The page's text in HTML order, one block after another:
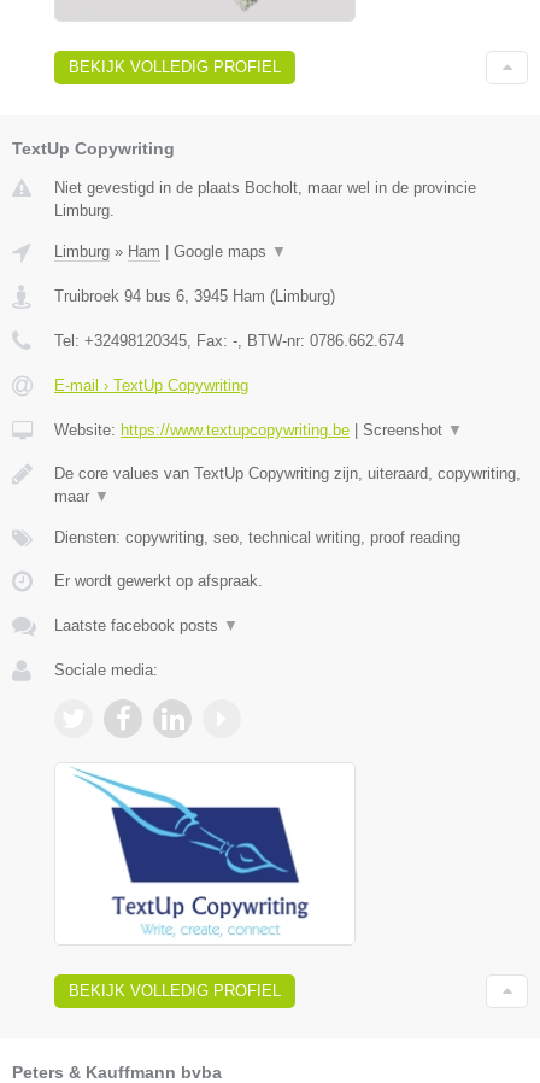
BEKIJK VOLLEDIG PROFIEL
TextUp Copywriting
Niet gevestigd in de plaats Bocholt, maar wel in de provincie
Limburg.
Limburg » Ham Google maps ▼
Truibroek 94 bus 6 3945 Ham ( Limburg)
Tel: +32498120345 , Fax: - , BTW-nr: 0786.662.674
E-mail › TextUp Copywriting
Website: https://www.textupcopywriting.be Screenshot ▼
De core values van TextUp Copywriting zijn, uiteraard, copywriting,
maar ▼
Diensten: copywriting, seo, technical writing, proof reading
Er wordt gewerkt op afspraak.
Laatste facebook posts ▼
Sociale media:
BEKIJK VOLLEDIG PROFIEL
Peters & Kauffmann bvba